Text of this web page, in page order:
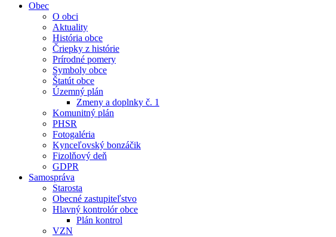
Obec
O obci
Aktuality
História obce
Čriepky z histórie
Prírodné pomery
Symboly obce
Štatút obce
Územný plán
Zmeny a doplnky č. 1
Komunitný plán
PHSR
Fotogaléria
Kynceľovský bonzáčik
Fizolňový deň
GDPR
Samospráva
Starosta
Obecné zastupiteľstvo
Hlavný kontrolór obce
Plán kontrol
VZN